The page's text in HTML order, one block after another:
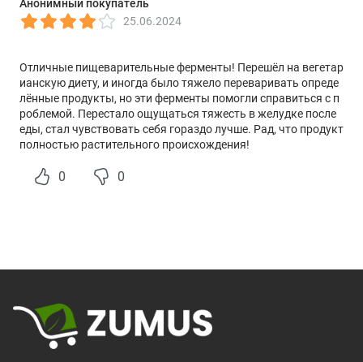
† Суточная норма не определена.
СГР: RU.77.99.88.003.R.003828.12.25
Анонимный покупатель
25.06.2024
Отличные пищеварительные ферменты! Перешёл на вегетар
ианскую диету, и иногда было тяжело переваривать опреде
лённые продукты, но эти ферменты помогли справиться с п
роблемой. Перестало ощущаться тяжесть в желудке после
еды, стал чувствовать себя гораздо лучше. Рад, что продукт
полностью растительного происхождения!
0 0